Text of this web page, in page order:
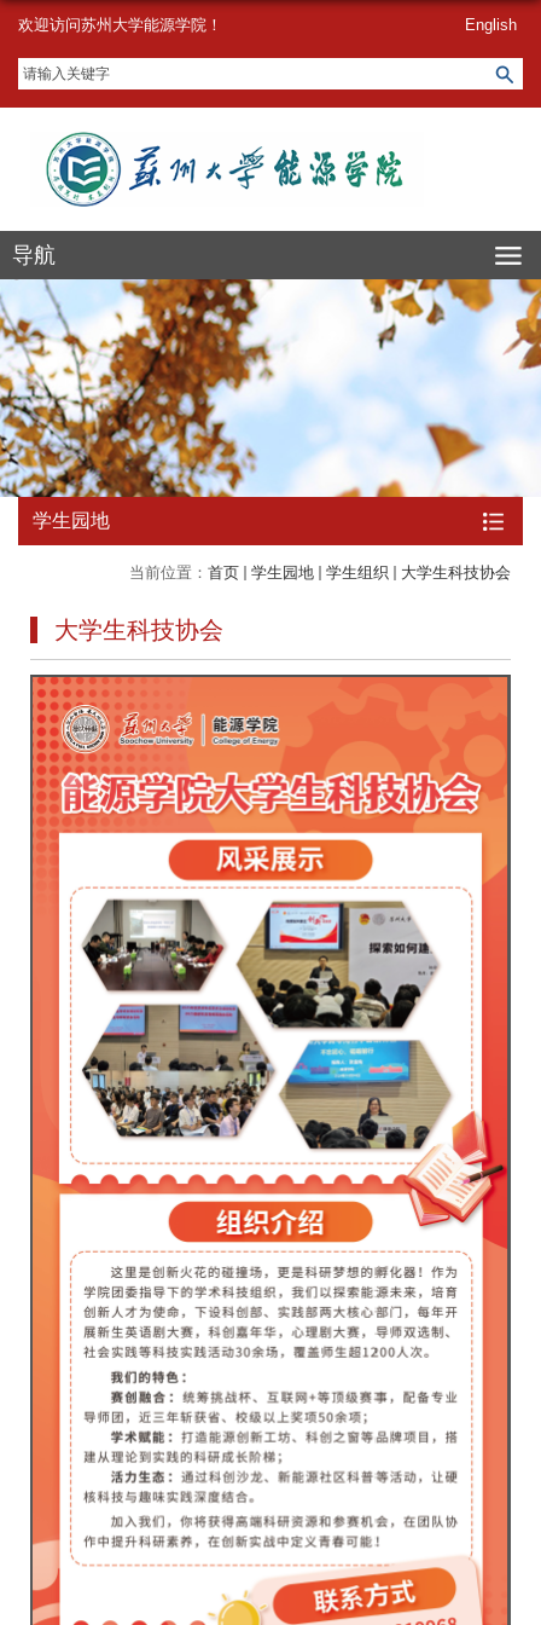
欢迎访问苏州大学能源学院！ English
导航
学生园地
当前位置： 首页 学生园地 学生组织 大学生科技协会
大学生科技协会